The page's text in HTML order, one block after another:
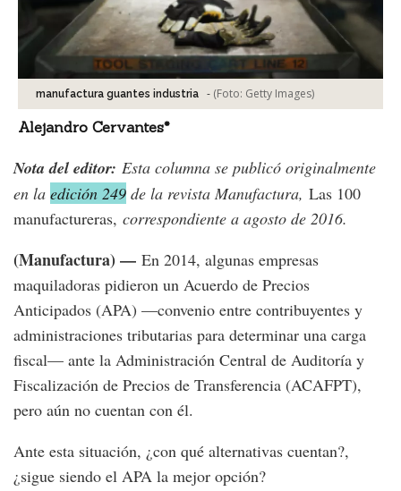
manufactura guantes industria - (Foto: Getty Images)
Alejandro Cervantes*
Nota del editor: Esta columna se publicó originalmente
en la edición 249 de la revista Manufactura, Las 100
manufactureras, correspondiente a agosto de 2016.
(Manufactura) — En 2014, algunas empresas
maquiladoras pidieron un Acuerdo de Precios
Anticipados (APA) —convenio entre contribuyentes y
administraciones tributarias para determinar una carga
fiscal— ante la Administración Central de Auditoría y
Fiscalización de Precios de Transferencia (ACAFPT),
pero aún no cuentan con él.
Ante esta situación, ¿con qué alternativas cuentan?,
¿sigue siendo el APA la mejor opción?